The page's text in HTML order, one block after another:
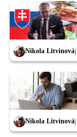
Nikola Litvinová
Nikola Litvinová